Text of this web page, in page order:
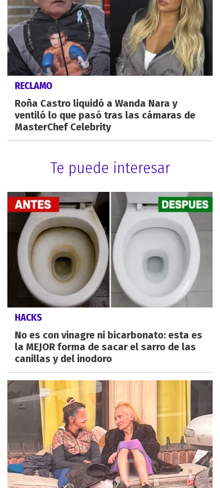
RECLAMO
Roña Castro liquidó a Wanda Nara y
ventiló lo que pasó tras las cámaras de
MasterChef Celebrity
Te puede interesar
HACKS
No es con vinagre ni bicarbonato: esta es
la MEJOR forma de sacar el sarro de las
canillas y del inodoro